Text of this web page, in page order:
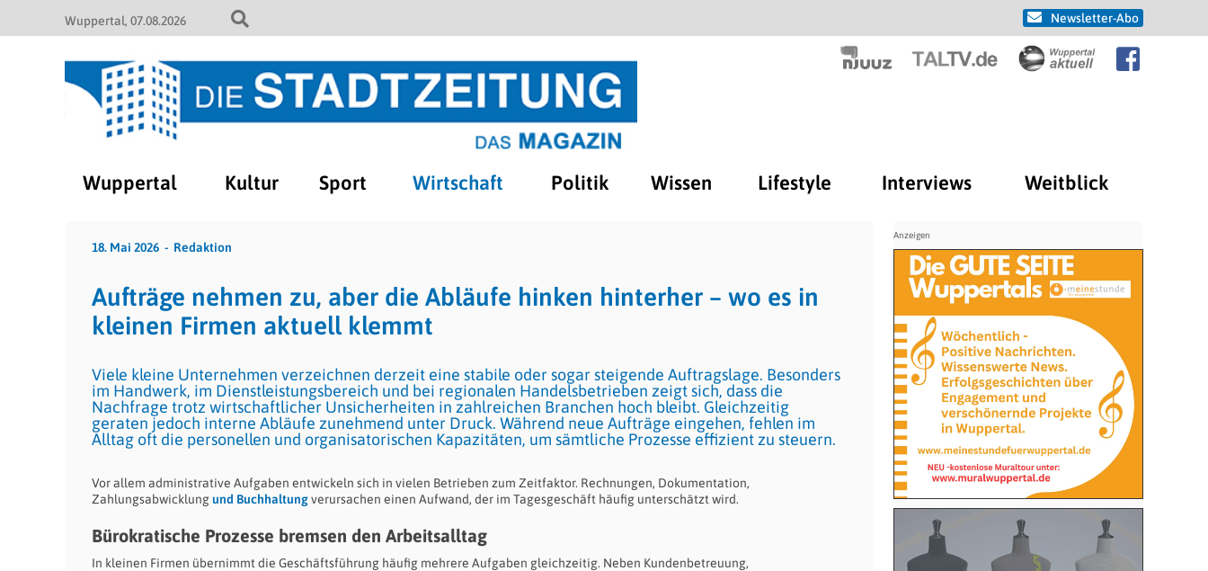
Wuppertal 07.08.2026 Newsletter-Abo
Wuppertal Kultur Sport Wirtschaft Politik Wissen Lifestyle Interviews Weitblick
18. Mai 2026 Redaktion
Aufträge nehmen zu, aber die Abläufe hinken hinterher – wo es in
kleinen Firmen aktuell klemmt
Viele kleine Unternehmen verzeichnen derzeit eine stabile oder sogar steigende Auftragslage. Besonders
im Handwerk, im Dienstleistungsbereich und bei regionalen Handelsbetrieben zeigt sich, dass die
Nachfrage trotz wirtschaftlicher Unsicherheiten in zahlreichen Branchen hoch bleibt. Gleichzeitig
geraten jedoch interne Abläufe zunehmend unter Druck. Während neue Aufträge eingehen, fehlen im
Alltag oft die personellen und organisatorischen Kapazitäten, um sämtliche Prozesse effizient zu steuern.
Vor allem administrative Aufgaben entwickeln sich in vielen Betrieben zum Zeitfaktor. Rechnungen, Dokumentation,
Zahlungsabwicklungund Buchhaltungverursachen einen Aufwand, der im Tagesgeschäft häufig unterschätzt wird.
Bürokratische Prozesse bremsen den Arbeitsalltag
In kleinen Firmen übernimmt die Geschäftsführung häufig mehrere Aufgaben gleichzeitig. Neben Kundenbetreuung,